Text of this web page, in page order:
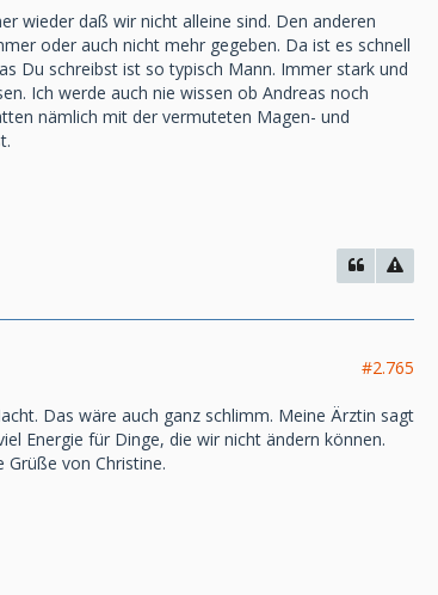
wieder daß wir nicht alleine sind. Den anderen
oder auch nicht mehr gegeben. Da ist es schnell
Du schreibst ist so typisch Mann. Immer stark und
Ich werde auch nie wissen ob Andreas noch
nämlich mit der vermuteten Magen- und
#2.765
Das wäre auch ganz schlimm. Meine Ärztin sagt
Energie für Dinge, die wir nicht ändern können.
Grüße von Christine.